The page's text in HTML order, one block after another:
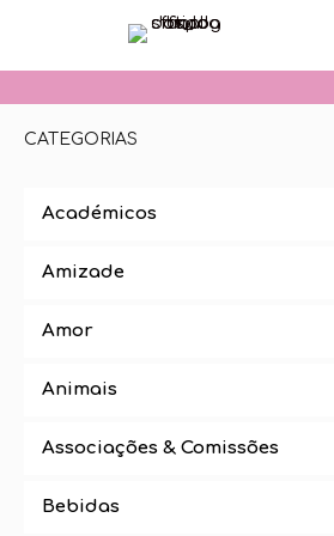
CATEGORIAS
Académicos
Amizade
Amor
Animais
Associações & Comissões
Bebidas